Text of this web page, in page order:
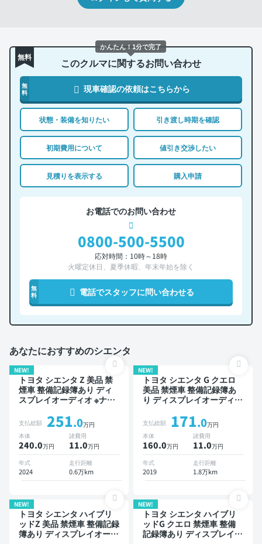
無料 このクルマに関するお問い合わせ
無
料
現車確認の依頼はこちらから
状態・装備を知りたい 引き渡し時期を確認
初期費用について 値引き交渉したい
見積りを表示する 購入申請
お電話でのお問い合わせ
0800-500-5500
応対時間：10時～18時
火曜定休日、夏季休暇、年末年始を除く
無
料
電話でスタッフに問い合わせる
あなたにおすすめのシエンタ
NEW!
トヨタ シエンタ Z 美品 禁
煙車 整備記録簿あり ディ
スプレイオーディオ ※ナビ
スポットモニター オートク
ルーズ 3列シート スマート
キー ETC バックモニター
全方位カメラ ドライブレコ
ーダー 衝突軽減 両側電動
スライドドア 7人乗り
支払総額 251.0万円
本体
240.0万円
諸費用
11.0万円
年式
2024
走行距離
0.6万km
NEW!
トヨタ シエンタ G クエロ
美品 禁煙車 整備記録簿あ
り ディスプレイオーディオ
ート ワイヤレスキー スマ
ートキー ETC バックモニ
ター 全方位カメラ ドライ
ブレコーダー 両側電動スラ
イドドア 7人乗り
支払総額 171.0万円
本体
160.0万円
諸費用
11.0万円
年式
2019
走行距離
1.8万km
NEW!
トヨタ シエンタ ハイブリ
ッドZ 美品 禁煙車 整備記録
簿あり ディスプレイオーデ
NEW!
トヨタ シエンタ ハイブリ
ッドG クエロ 禁煙車 整備
記録簿あり ディスプレイオ
かんたん！1分で完了